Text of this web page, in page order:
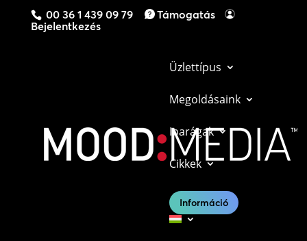
00 36 1 439 09 79
Támogatás
Bejelentkezés
Üzlettípus
Megoldásaink
Iparágak
Cikkek
Információ
Lépj kapcsolatba velünk még ma, hogy
megtudd, miben segíthetnek megoldásaink a